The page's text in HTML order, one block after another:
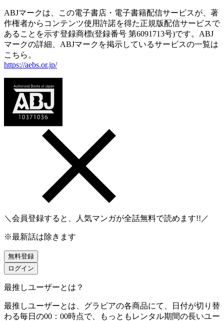
ABJマークは、この電子書店・電子書籍配信サービスが、著
作権者からコンテンツ使用許諾を得た正規版配信サービスで
あることを示す登録商標(登録番号 第6091713号)です。ABJ
マークの詳細、ABJマークを掲示しているサービスの一覧は
こちら。
https://aebs.or.jp/
＼会員登録すると、人気マンガが全話無料で読めます!!／
※最新話は除きます
無料登録
ログイン
最推しユーザーとは？
最推しユーザーとは、グラビアの各商品にて、日付が切り替
わる毎日の00：00時点で、
もっともレンタル期間の長いユー